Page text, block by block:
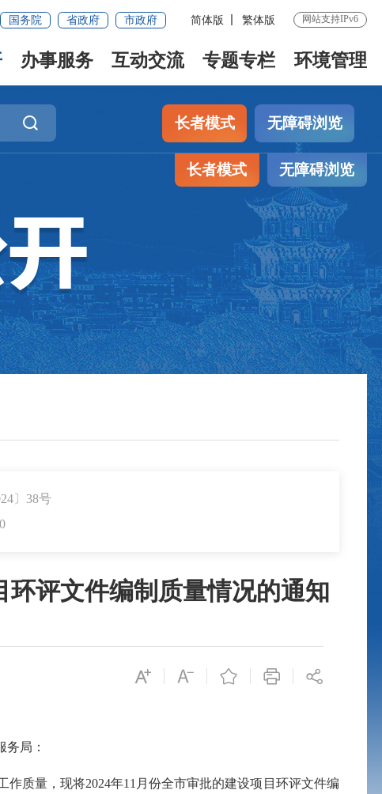
国务院 省政府 市政府 简体版 繁体版 网站支持IPv6
办事服务 互动交流 专题专栏 环境管理
长者模式 无障碍浏览
长者模式 无障碍浏览
〕38号
评文件编制质量情况的通知
局：
作质量，现将2024年11月份全市审批的建设项目环评文件编